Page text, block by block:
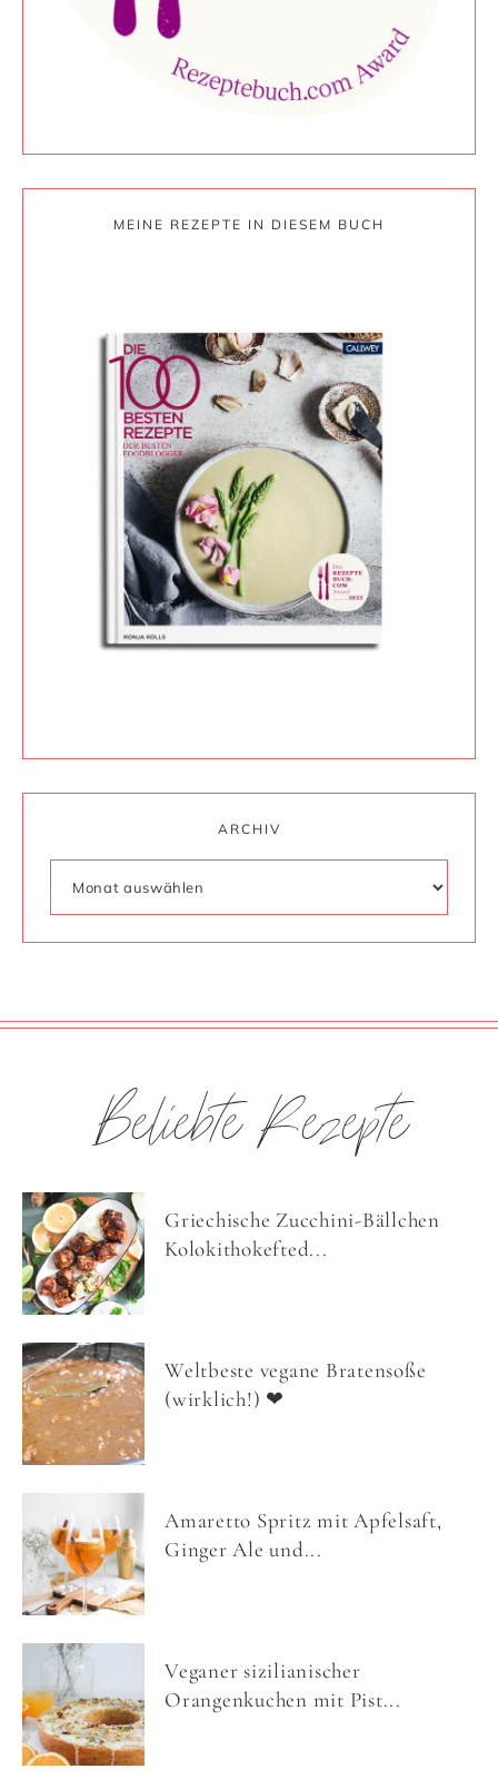
MEINE REZEPTE IN DIESEM BUCH
ARCHIV
Beliebte Rezepte
Griechische Zucchini-Bällchen
Kolokithokefted...
Weltbeste vegane Bratensoße
(wirklich!) ❤
Amaretto Spritz mit Apfelsaft,
Ginger Ale und...
Veganer sizilianischer
Orangenkuchen mit Pist...